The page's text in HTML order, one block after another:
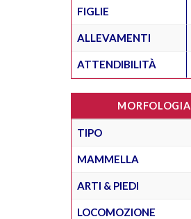
FIGLIE
ALLEVAMENTI
ATTENDIBILITÀ
MORFOLOGIA
TIPO
MAMMELLA
ARTI & PIEDI
LOCOMOZIONE